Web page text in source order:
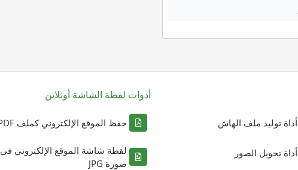
أداة توليد ملف الهاش
أداة تحويل الصور
أدوات لقطة الشاشة أونلاين
حفظ الموقع الإلكتروني كملف PDF
لقطة شاشة الموقع الإلكتروني في
صورة JPG